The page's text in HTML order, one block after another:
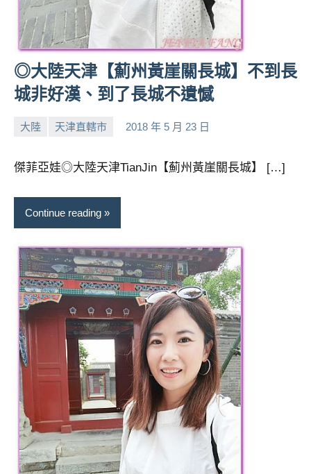
◎大陸天津【薊州黃崖關長城】不到長
城非好漢、到了長城不遺憾
大陸 天津直轄市 2018 年 5 月 23 日
小No
傑菲亞娃◎大陸天津TianJin【薊州黃崖關長城】 […]
Continue reading